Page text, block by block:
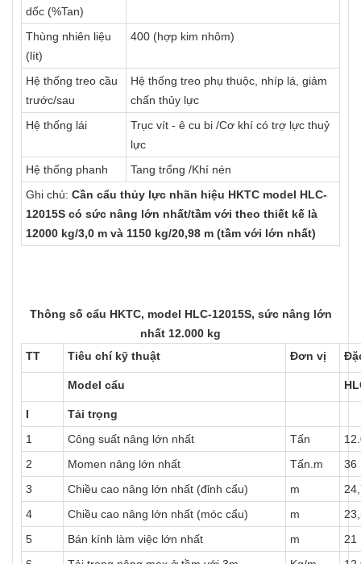
dốc (%Tan)
Thùng nhiên liệu
(lít)
400 (hợp kim nhôm)
Hệ thống treo cầu
trước/sau
Hệ thống treo phụ thuộc, nhíp lá, giảm
chấn thủy lực
Hệ thống lái
Trục vít - ê cu bi /Cơ khí có trợ lực thuỷ
lực
Hệ thống phanh
Tang trống /Khí nén
Ghi chú: Cần cẩu thủy lực nhãn hiệu HKTC model HLC-
12015S có sức nâng lớn nhất/tầm với theo thiết kế là
12000 kg/3,0 m và 1150 kg/20,98 m (tầm với lớn nhất)
Thông số cẩu HKTC, model HLC-12015S, sức nâng lớn
nhất 12.000 kg
TT
Tiêu chí kỹ thuật Đơn vị
Model cẩu
I
Tải trọng
1
Công suất nâng lớn nhất Tấn
2
Momen nâng lớn nhất Tấn.m
36
3
Chiều cao nâng lớn nhất (đỉnh cẩu) m
4
Chiều cao nâng lớn nhất (móc cẩu) m
5
Bán kính làm việc lớn nhất m
21